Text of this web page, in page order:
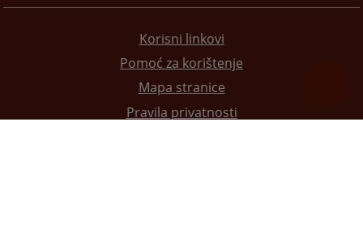
Korisni linkovi
Pomoć za korištenje
Mapa stranice
Pravila privatnosti